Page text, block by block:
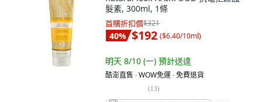
髮素, 300ml, 1條
首購折扣價$321
40% $192 ($6.40/10ml)
明天 8/10 (一) 預計送達
酷澎直售 ∙ WOW免運 ∙ 免費退貨
(13)